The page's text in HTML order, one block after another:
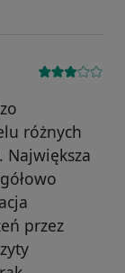
różnych
Największa
przez